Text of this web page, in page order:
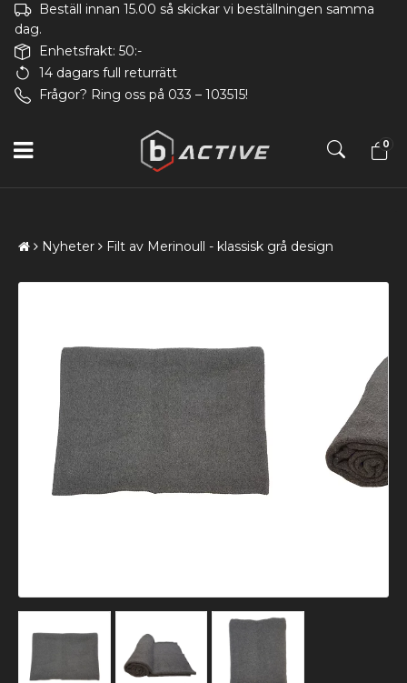
Beställ innan 15.00 så skickar vi beställningen samma
dag.
Enhetsfrakt: 50:-
14 dagars full returrätt
Frågor? Ring oss på 033 – 103515!
0
Nyheter Filt av Merinoull - klassisk grå design